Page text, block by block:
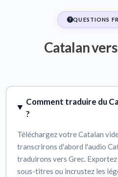
QUESTIONS
Catalan
Comment traduire du
?
Téléchargez votre Catalan
transcrirons d'abord l'audio
traduirons vers Grec.
sous-titres ou incrustez les